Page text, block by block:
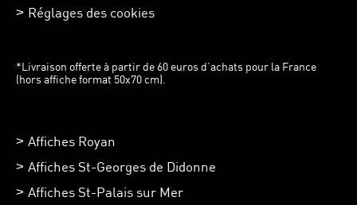
Réglages des cookies
*Livraison offerte à partir de 60 euros d’achats pour la France
(hors affiche format 50x70 cm).
Affiches Royan
Affiches St-Georges de Didonne
Affiches St-Palais sur Mer